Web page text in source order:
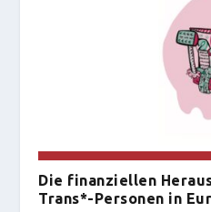
Die finanziellen
Trans*-Personen in